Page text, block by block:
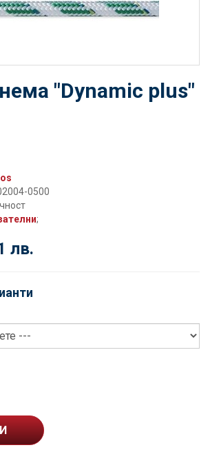
"Dynamic plus"
0500
;
лв.